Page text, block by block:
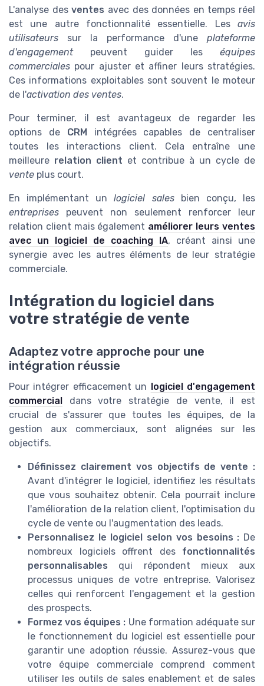
L'analyse desventes avec des données en temps réel
est une autre fonctionnalité essentielle. Les avis
utilisateurs sur la performance d'une plateforme
d'engagementpeuvent guider les équipes
commerciales pour ajuster et affiner leurs stratégies.
Ces informations exploitables sont souvent le moteur
de l'activation des ventes.
Pour terminer, il est avantageux de regarder les
options de CRM
intégrées capables de centraliser
toutes les interactions client. Cela entraîne une
meilleure relation client et contribue à un cycle de
vente plus court.
En implémentant unlogiciel salesbien conçu, les
entreprises peuvent non seulement renforcer leur
relation client mais également améliorer leurs ventes
avec un logiciel de coaching IA, créant ainsi une
synergie avec les autres éléments de leur stratégie
commerciale.
Intégration du logiciel dans
votre stratégie de vente
Adaptez votre approche pour une
intégration réussie
Pour intégrer efficacement un logiciel d'engagement
commercial dans votre stratégie de vente, il est
crucial de s'assurer que toutes les équipes, de la
gestion aux commerciaux, sont alignées sur les
objectifs.
Définissez clairement vos objectifs de vente :
Avant d'intégrer le logiciel, identifiez les résultats
que vous souhaitez obtenir. Cela pourrait inclure
l'amélioration de la relation client, l'optimisation du
cycle de vente ou l'augmentation des leads.
Personnalisez le logiciel selon vos besoins : De
nombreux logiciels offrent des fonctionnalités
personnalisables qui répondent mieux aux
processus uniques de votre entreprise. Valorisez
celles qui renforcent l'engagement et la gestion
des prospects.
Formez vos équipes : Une formation adéquate sur
le fonctionnement du logiciel est essentielle pour
garantir une adoption réussie. Assurez-vous que
votre équipe commerciale comprend comment
utiliser les outils de sales enablement et de sales